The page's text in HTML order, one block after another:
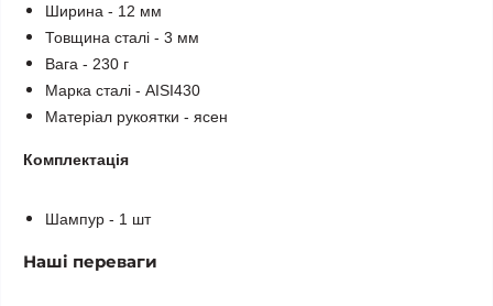
Ширина - 12 мм
Товщина сталі - 3 мм
Вага - 230 г
Марка сталі - AISI430
Матеріал рукоятки - ясен
Комплектація
Шампур - 1 шт
Наші переваги